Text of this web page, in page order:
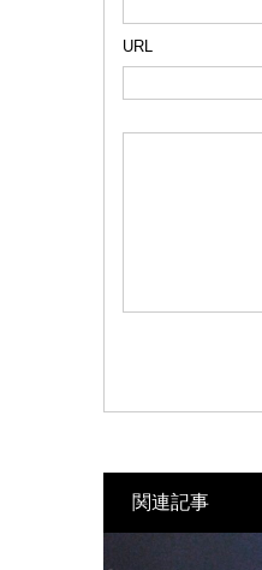
URL
関連記事